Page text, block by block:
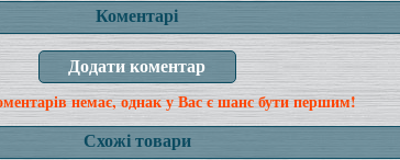
Коментарі
немає, однак у Вас є шанс бути першим!
Схожі товари